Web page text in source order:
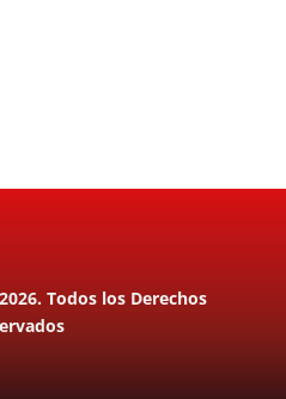
Todos los Derechos